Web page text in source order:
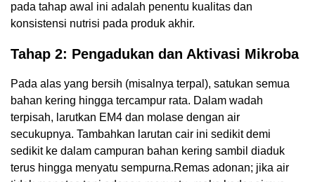
pada tahap awal ini adalah penentu kualitas dan
konsistensi nutrisi pada produk akhir.
Tahap 2: Pengadukan dan Aktivasi Mikroba
Pada alas yang bersih (misalnya terpal), satukan semua
bahan kering hingga tercampur rata. Dalam wadah
terpisah, larutkan EM4 dan molase dengan air
secukupnya. Tambahkan larutan cair ini sedikit demi
sedikit ke dalam campuran bahan kering sambil diaduk
terus hingga menyatu sempurna.Remas adonan; jika air